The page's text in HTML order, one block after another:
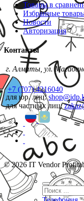
Товары в
Избранные
Новости
Авторизация
Контакты
г. Алматы, ул.
+7 (707) 4216040
для юр. лиц:
для частных лиц:
© 2026 IT Vendor